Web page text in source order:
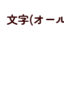
文字(オー